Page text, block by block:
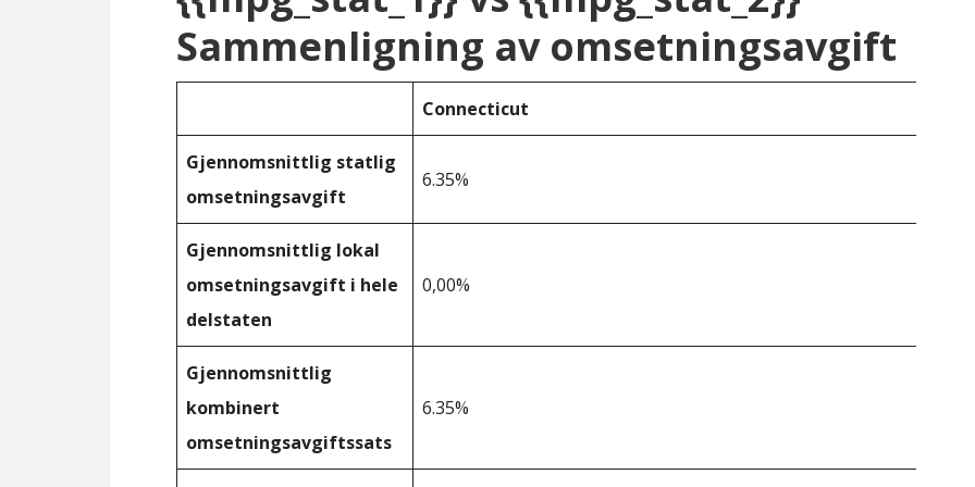
Sammenligning av omsetningsavgift
Connecticut
Gjennomsnittlig statlig
omsetningsavgift
6.35%
Gjennomsnittlig lokal
omsetningsavgift i hele
delstaten
0,00%
Gjennomsnittlig
kombinert
omsetningsavgiftssats
6.35%